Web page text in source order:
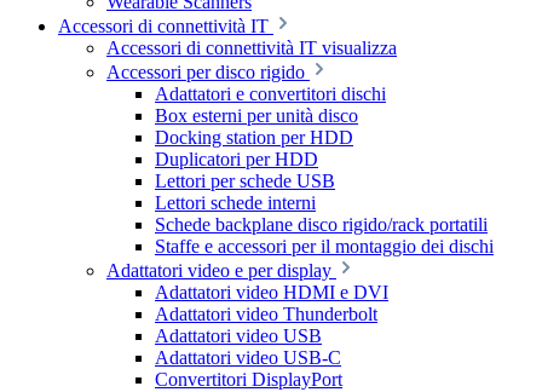
Accessori di connettività IT
Accessori di connettività IT visualizza
Accessori per disco rigido
Adattatori e convertitori dischi
Box esterni per unità disco
Docking station per HDD
Duplicatori per HDD
Lettori per schede USB
Lettori schede interni
Schede backplane disco rigido/rack portatili
Staffe e accessori per il montaggio dei dischi
Adattatori video e per display
Adattatori video HDMI e DVI
Adattatori video Thunderbolt
Adattatori video USB
Adattatori video USB-C
Convertitori DisplayPort